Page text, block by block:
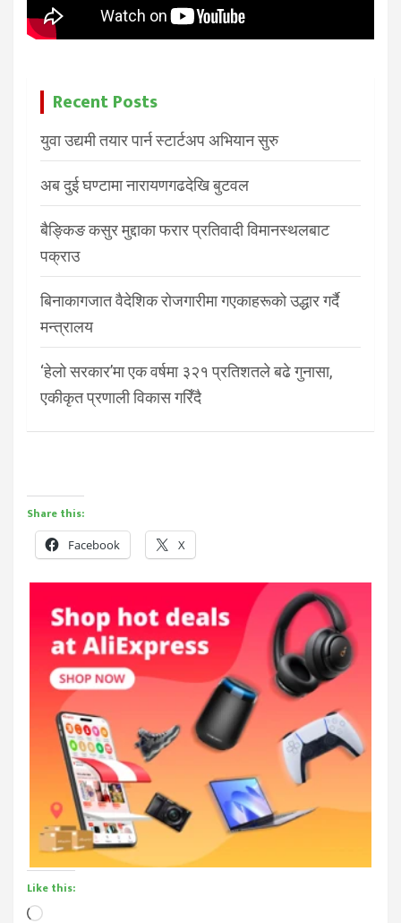
Recent Posts
युवा उद्यमी तयार पार्न स्टार्टअप अभियान सुरु
अब दुई घण्टामा नारायणगढदेखि बुटवल
बैङ्किङ कसुर मुद्दाका फरार प्रतिवादी विमानस्थलबाट
पक्राउ
बिनाकागजात वैदेशिक रोजगारीमा गएकाहरूको उद्धार गर्दै
मन्त्रालय
‘हेलो सरकार’मा एक वर्षमा ३२१ प्रतिशतले बढे गुनासा,
एकीकृत प्रणाली विकास गरिँदै
Share this:
Facebook X
Like this:
Loading…